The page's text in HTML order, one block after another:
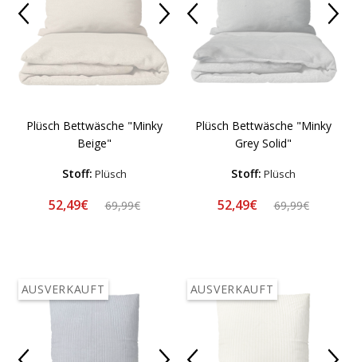
Plüsch Bettwäsche "Minky
Beige"
Stoff: Plüsch
52,49€ 69,99€
Plüsch Bettwäsche "Minky
Grey Solid"
Stoff: Plüsch
52,49€ 69,99€
AUSVERKAUFT AUSVERKAUFT